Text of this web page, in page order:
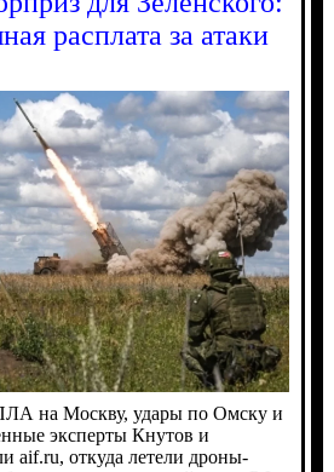
расплата за атаки
на Москву, удары по Омску и
эксперты Кнутов и
aif.ru, откуда летели дроны-